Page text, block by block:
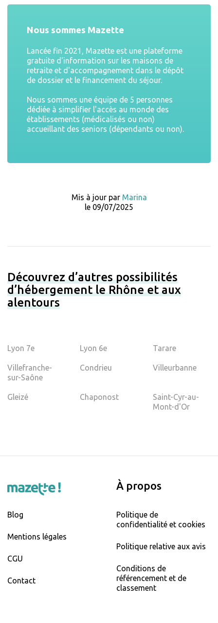
Nous sommes Mazette
Lancée fin 2021, Mazette est une plateforme
gratuite d'information sur les maisons de
retraite et d'accompagnement dans le dépôt
de dossier et le financement du séjour.
Nous sommes une équipe de 5 personnes
dédiée à simplifier l'accès au monde des
établissements (médicalisés ou non)
accueillant des seniors (dépendants ou non).
Mis à jour par Marina
le 09/07/2025
Découvrez d’autres possibilités
d’hébergement le Rhône et aux
alentours
Lyon 7e Lyon 6e Tarare
Villefranche-
sur-Saône
Condrieu Villeurbanne
Gleizé Chaponost
Saint-Cyr-au-
Mont-d'Or
Blog
Mentions légales
CGU
Contact
À propos
Politique de
confidentialité et cookies
Politique relative aux avis
Conditions de
référencement et de
classement